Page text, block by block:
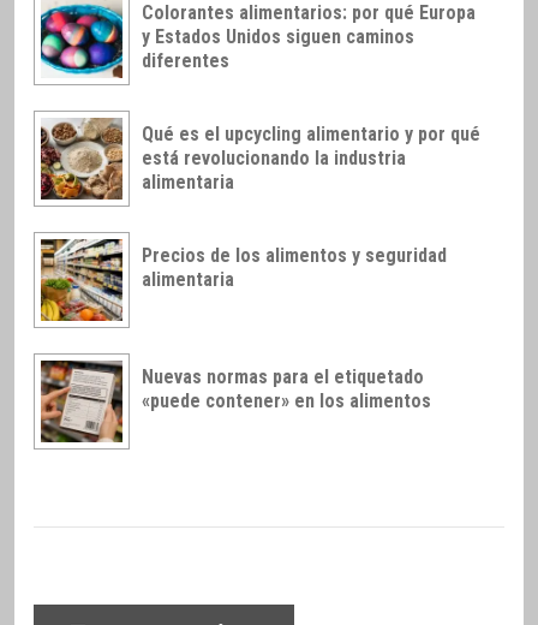
Colorantes alimentarios: por qué Europa
y Estados Unidos siguen caminos
diferentes
Qué es el upcycling alimentario y por qué
está revolucionando la industria
alimentaria
Precios de los alimentos y seguridad
alimentaria
Nuevas normas para el etiquetado
«puede contener» en los alimentos